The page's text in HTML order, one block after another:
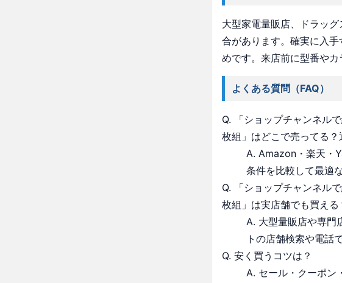
大型家電量販店、ドラッ
合があります。確実に入
めです。来店前に型番やカ
よくある質問（FAQ）
Q. 「ショップチャンネル
枚組」はどこで売ってる？
A. Amazon・楽天・
条件を比較して最適
Q. 「ショップチャンネル
枚組」は実店舗でも買える
A. 大型量販店や専門
トの店舗検索や電話
Q. 安く買うコツは？
A. セール・クーポン